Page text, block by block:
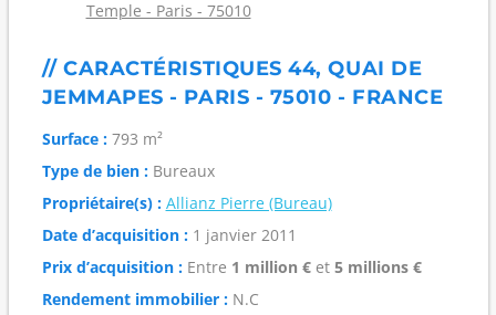
Temple - Paris - 75010
// CARACTÉRISTIQUES 44, QUAI DE
JEMMAPES - PARIS - 75010 - FRANCE
Surface :793 m²
Type de bien :Bureaux
Propriétaire(s) : Allianz Pierre (Bureau)
Date d’acquisition :1 janvier 2011
Prix d’acquisition :Entre 1 million €et 5 millions €
Rendement immobilier :N.C